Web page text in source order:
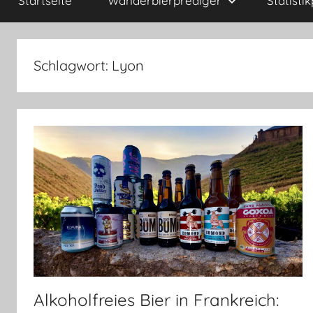
Schlagwort: Lyon
Alkoholfreies Bier in Frankreich: